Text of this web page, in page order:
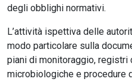
degli obblighi normativi.
L’attività ispettiva delle
modo particolare sulla
piani di monitoraggio, registri
microbiologiche e procedure